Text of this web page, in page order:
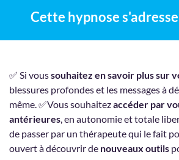
Cette hypnose s'adresse
✅ Si voussouhaitez en savoir plus sur
blessures profondes et les messages à
même. ✅Vous souhaitezaccéder par
antérieures, en autonomie et totale
de passer par un thérapeute qui le fait
ouvert à découvrir de nouveaux outils